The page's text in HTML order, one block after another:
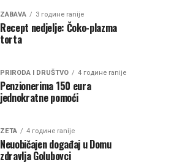
ZABAVA 3 године ranije
Recept nedjelje: Čoko-plazma
torta
PRIRODA I DRUŠTVO 4 године ranije
Penzionerima 150 eura
jednokratne pomoći
ZETA 4 године ranije
Neuobičajen događaj u Domu
zdravlja Golubovci